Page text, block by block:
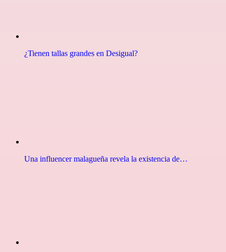
¿Tienen tallas grandes en Desigual?
Una influencer malagueña revela la existencia de…